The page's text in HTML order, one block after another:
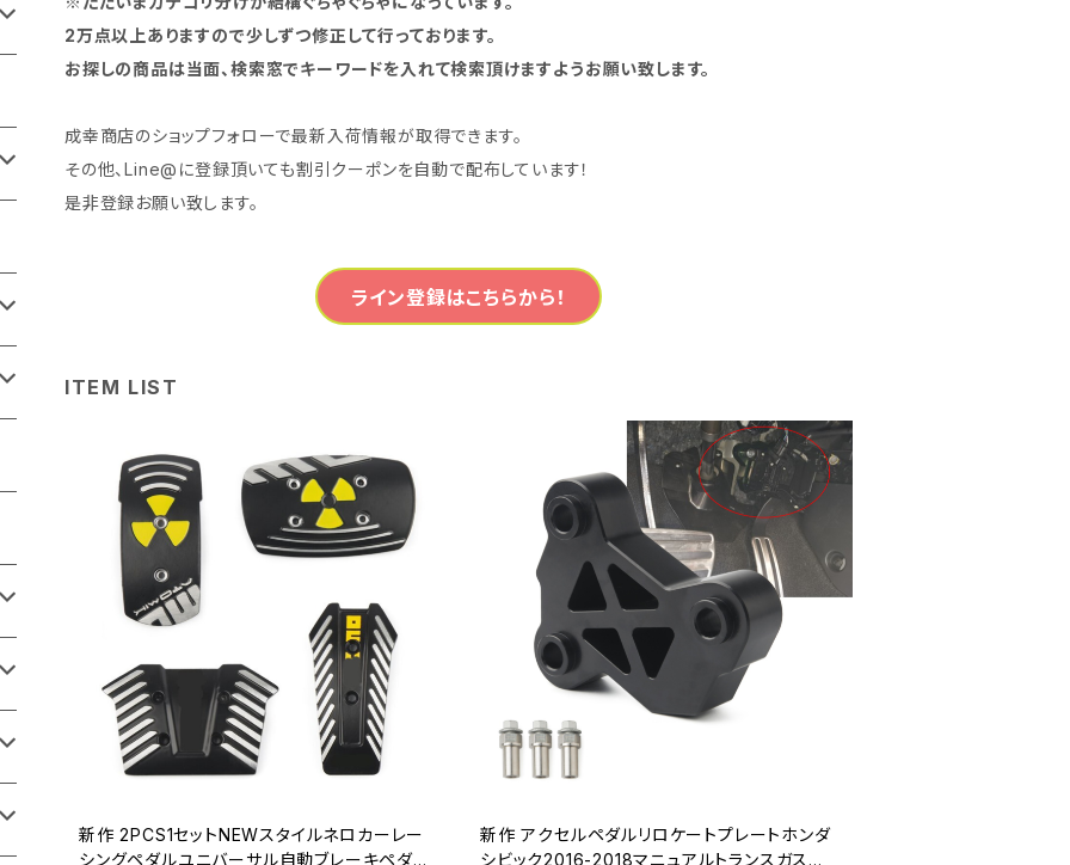
2万点以上ありますので少しずつ修正して行っております。
お探しの商品は当面、検索窓でキーワードを入れて検索頂けますようお願い致します。
成幸商店のショップフォローで最新入荷情報が取得できます。
その他、Line@に登録頂いても割引クーポンを自動で配布しています！
是非登録お願い致します。
ライン登録はこちらから！
ITEM LIST
新作 2PCS1セットNEWスタイルネロカーレー
シングペダルユニバーサル自動ブレーキペダル
新作 アクセルペダルリロケートプレートホンダ
シビック2016-2018マニュアルトランスガスペ